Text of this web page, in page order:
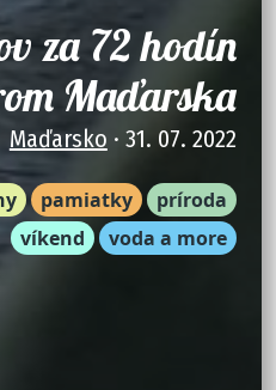
za 72 hodín
Maďarska
Maďarsko · 31. 07. 2022
pamiatky
príroda
víkend
voda a more